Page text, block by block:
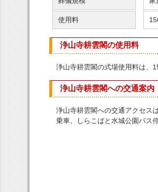
使用料
浄山寺耕雲閣の使用料
浄山寺耕雲閣の式場使用料は、
浄山寺耕雲閣への交通案内
浄山寺耕雲閣への交通アクセス
乗車、しらこばと水城公園バス